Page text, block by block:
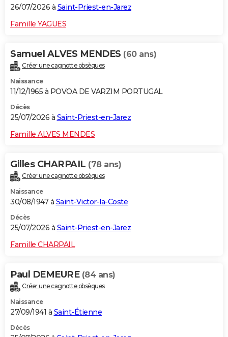
26/07/2026 à Saint-Priest-en-Jarez
Famille YAGUES
Samuel ALVES MENDES (60 ans)
Créer une cagnotte obsèques
Naissance
11/12/1965 à POVOA DE VARZIM PORTUGAL
Décès
25/07/2026 à Saint-Priest-en-Jarez
Famille ALVES MENDES
Gilles CHARPAIL (78 ans)
Créer une cagnotte obsèques
Naissance
30/08/1947 à Saint-Victor-la-Coste
Décès
25/07/2026 à Saint-Priest-en-Jarez
Famille CHARPAIL
Paul DEMEURE (84 ans)
Créer une cagnotte obsèques
Naissance
27/09/1941 à Saint-Étienne
Décès